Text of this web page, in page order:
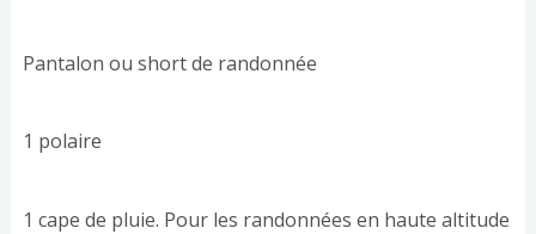
Pantalon ou short de randonnée
1 polaire
1 cape de pluie. Pour les randonnées en haute altitude